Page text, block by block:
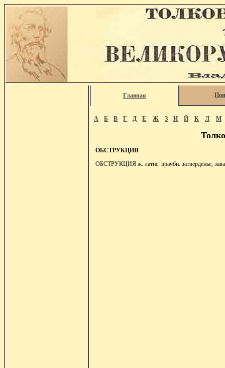
Главная
А Б В Г Д Е Ж З И Й К Л М
ОБСТРУКЦИЯ
ОБСТРУКЦИЯ ж. латнс. врачбн. затверденье,